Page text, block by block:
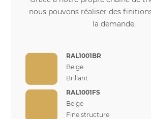
nous pouvons réaliser des
la demande.
RAL1001BR
Beige
Brillant
RAL1001FS
Beige
Fine structure